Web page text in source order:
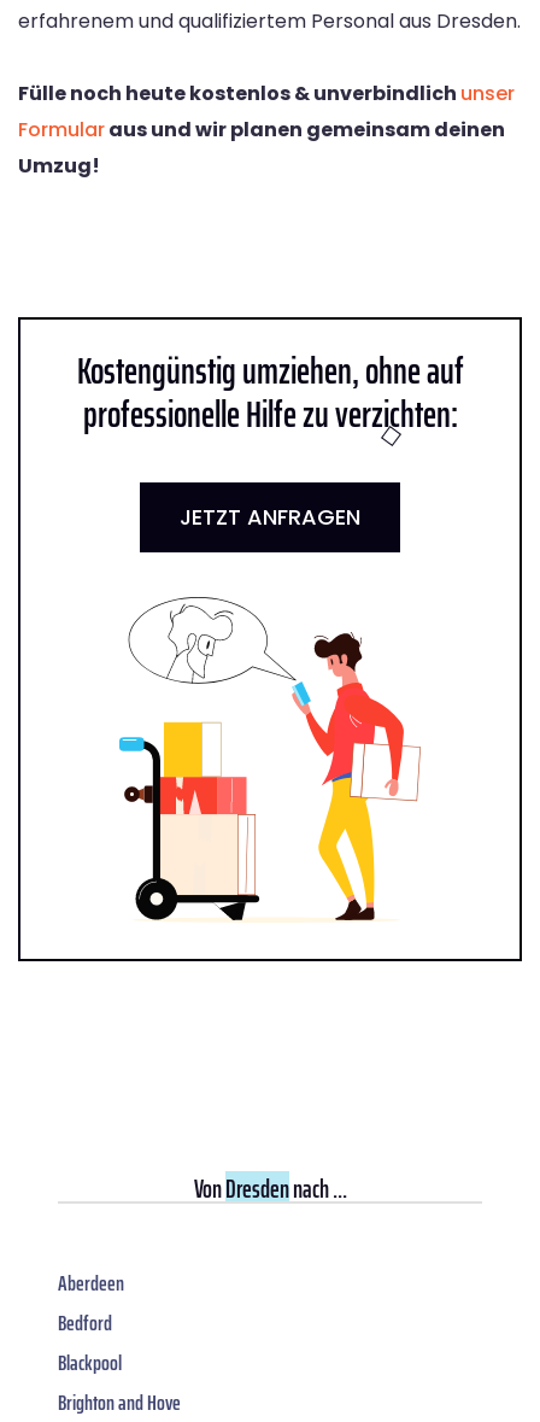
erfahrenem und qualifiziertem Personal aus Dresden.
Fülle noch heute kostenlos & unverbindlich unser
Formularaus und wir planen gemeinsam deinen
Umzug!
Kostengünstig umziehen, ohne auf
professionelle Hilfe zu verzichten:
JETZT ANFRAGEN
VonDresdennach ...
Aberdeen
Bedford
Blackpool
Brighton and Hove